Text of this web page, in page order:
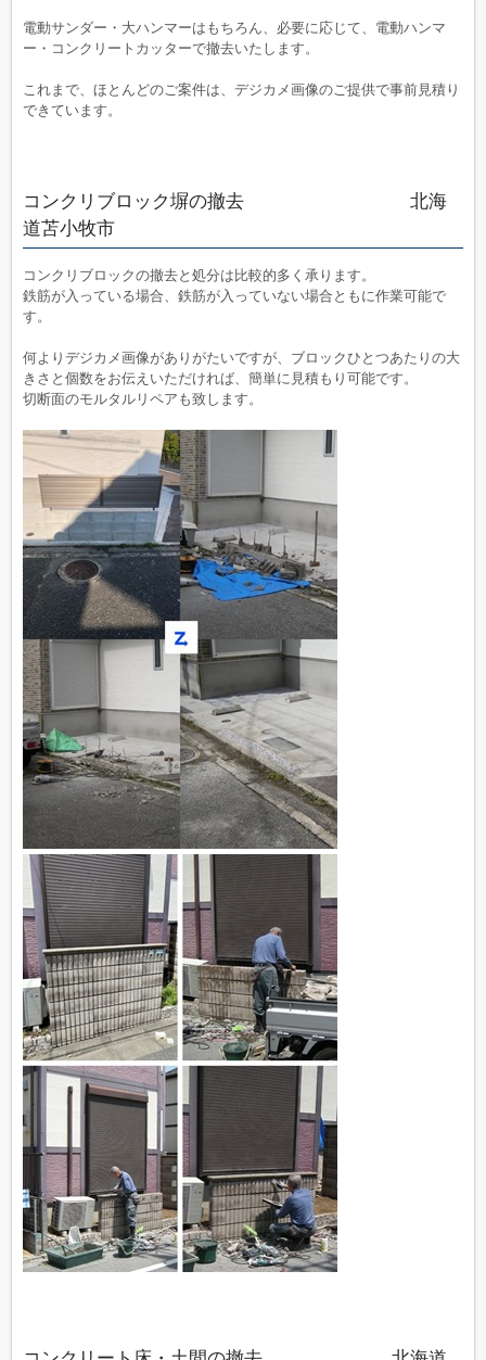
電動サンダー・大ハンマーはもちろん、必要に応じて、電動ハンマ
ー・コンクリートカッターで撤去いたします。
これまで、ほとんどのご案件は、デジカメ画像のご提供で事前見積り
できています。
コンクリブロック塀の撤去 北海
道苫小牧市
コンクリブロックの撤去と処分は比較的多く承ります。
鉄筋が入っている場合、鉄筋が入っていない場合ともに作業可能で
す。
何よりデジカメ画像がありがたいですが、ブロックひとつあたりの大
きさと個数をお伝えいただければ、簡単に見積もり可能です。
切断面のモルタルリペアも致します。